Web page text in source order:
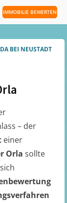
IMMOBILIE BEWERTEN
BEI NEUSTADT
– der
einer
Orla sollte